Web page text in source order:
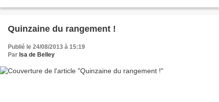
Quinzaine du rangement !
Publié le 24/08/2013 à 15:19
Par Isa de Belley